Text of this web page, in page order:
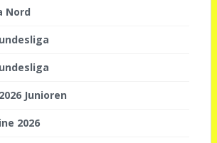
Nord
Junioren
2026